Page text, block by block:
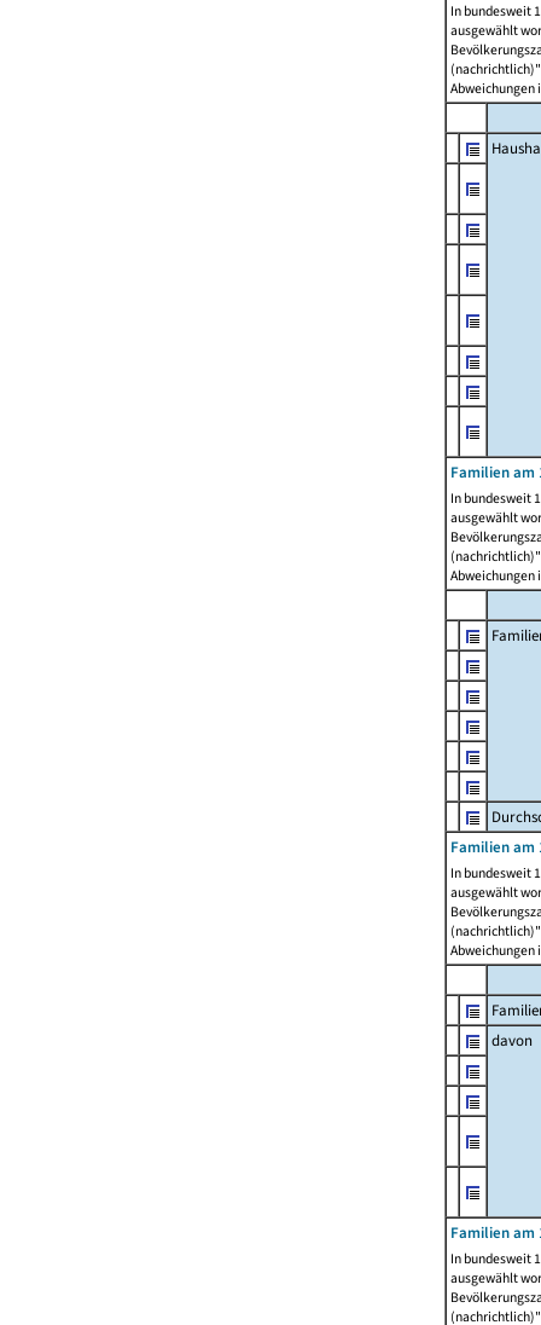
In bundesweit
ausgewählt
Abweichungen
Familien am
In bundesweit
ausgewählt
Abweichungen
Familien am
In bundesweit
ausgewählt
Abweichungen
davon
Familien am
In bundesweit
ausgewählt